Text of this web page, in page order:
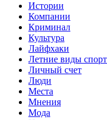
Истории
Компании
Криминал
Культура
Лайфхаки
Летние виды
Личный счет
Люди
Места
Мнения
Мода